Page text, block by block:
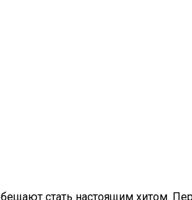
стать настоящим хитом.